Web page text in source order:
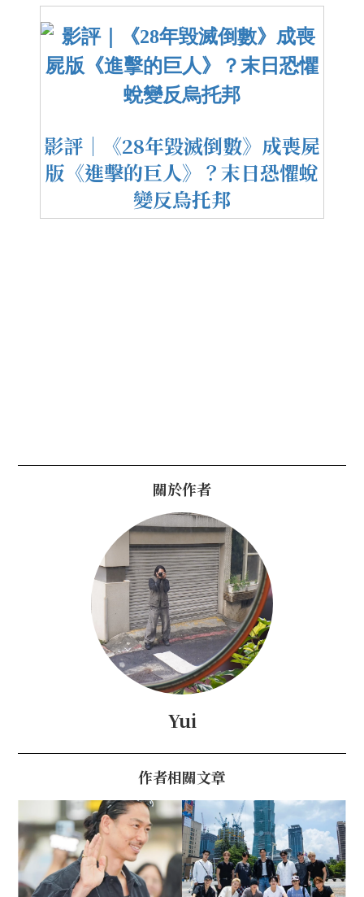
影評｜《28年毀滅倒數》成喪屍
版《進擊的巨人》？末日恐懼蛻
變反烏托邦
關於作者
Yui
作者相關文章